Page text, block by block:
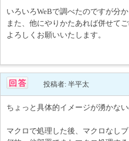
いろいろWeBで調べたのですが分
また、他にやりかたあれば併せて
よろしくお願いいたします。
投稿者: 半平太
ちょっと具体的イメージが湧かな
マクロで処理した後、マクロなし